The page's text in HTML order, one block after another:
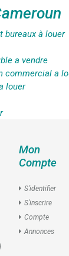
bureaux à louer
a vendre
commercial a
louer
Mon
Compte
S'identifier
S'inscrire
Compte
Annonces